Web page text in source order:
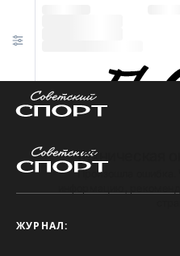
Техническая
Произошла
ЖУРНАЛ: